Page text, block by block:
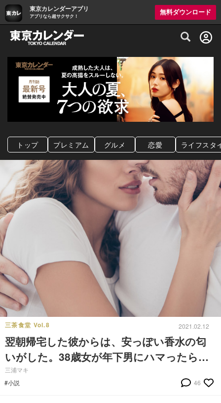
東京カレンダーアプリ
アプリなら超サクサク！
無料ダウンロード
グルメ情報・プレミアムレストラン予約
トップ プレミアム グルメ 恋愛 ライフスタ
三茶食堂 Vol.8 2021.02.12
翌朝帰宅した彼からは、安っぽい香水の匂
いがした。38歳女が年下男にハマったら…
三浦マキ
#小説
46